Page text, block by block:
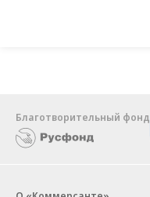
Благотворительный фонд